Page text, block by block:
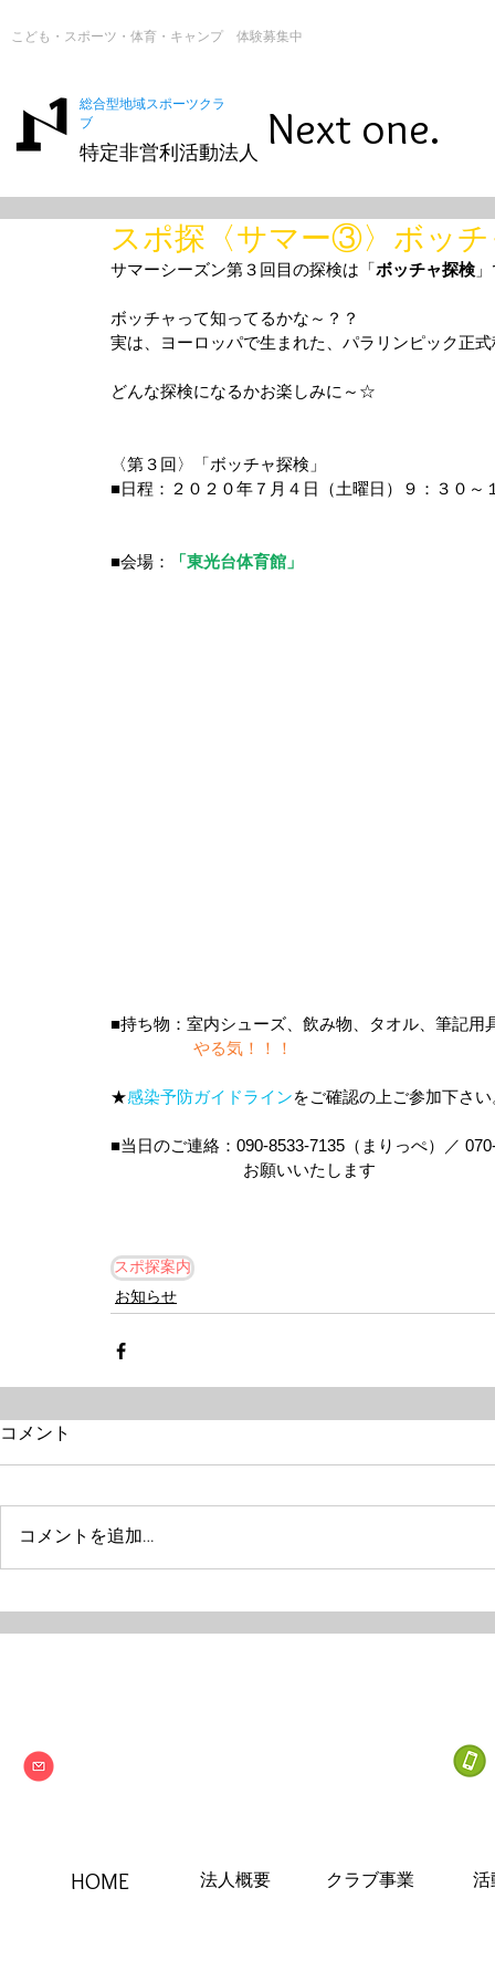
こども・スポーツ・体育・キャンプ 体験募集中
総合型地域スポーツクラ
ブ
特定非営利活動法人 Next one.
スポ探〈サマー③〉ボッチ
サマーシーズン第３回目の探検は「ボッチャ探検
ボッチャって知ってるかな～？？
実は、ヨーロッパで生まれた、パラリンピック正
どんな探検になるかお楽しみに～☆
〈第３回〉「ボッチャ探検」
■日程：２０２０年７月４日（土曜日）９：３０～
■会場： 「東光台体育館」
■持ち物：室内シューズ、飲み物、タオル、筆記用
やる気！！！
★感染予防ガイドラインをご確認の上ご参加下さい
■当日のご連絡：090-8533-7135（まりっぺ）／
お願いいたします
スポ探案内
お知らせ
コメント
コメントを追加…
HOME 法人概要 クラブ事業 活